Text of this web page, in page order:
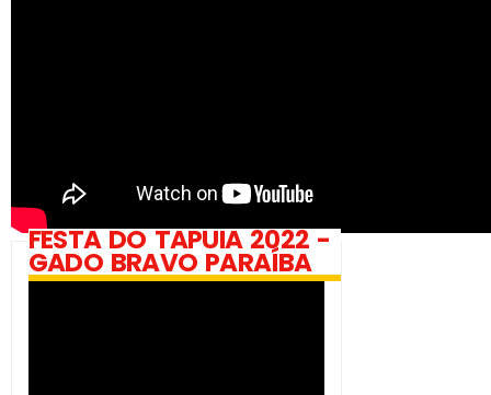
FESTA DO TAPUIA 2022 -
GADO BRAVO PARAÍBA